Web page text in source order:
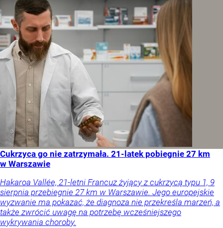
Cukrzyca go nie zatrzymała. 21-latek pobiegnie 27 km
w Warszawie
Hakaroa Vallée, 21-letni Francuz żyjący z cukrzycą typu 1, 9
sierpnia przebiegnie 27 km w Warszawie. Jego europejskie
wyzwanie ma pokazać, że diagnoza nie przekreśla marzeń, a
także zwrócić uwagę na potrzebę wcześniejszego
wykrywania choroby.